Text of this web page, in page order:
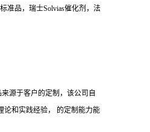
准品，瑞士Solvias催化剂，法
源于客户的定制，该公司自
论和实践经验， 的定制能力能